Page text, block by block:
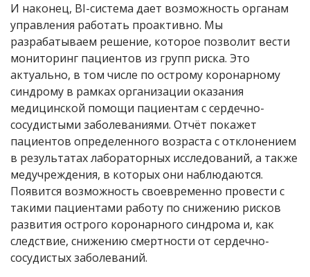
И наконец, BI-система дает возможность органам
управления работать проактивно. Мы
разрабатываем решение, которое позволит вести
мониторинг пациентов из групп риска. Это
актуально, в том числе по острому коронарному
синдрому в рамках организации оказания
медицинской помощи пациентам с сердечно-
сосудистыми заболеваниями. Отчёт покажет
пациентов определенного возраста с отклонением
в результатах лабораторных исследований, а также
медучреждения, в которых они наблюдаются.
Появится возможность своевременно провести с
такими пациентами работу по снижению рисков
развития острого коронарного синдрома и, как
следствие, снижению смертности от сердечно-
сосудистых заболеваний.